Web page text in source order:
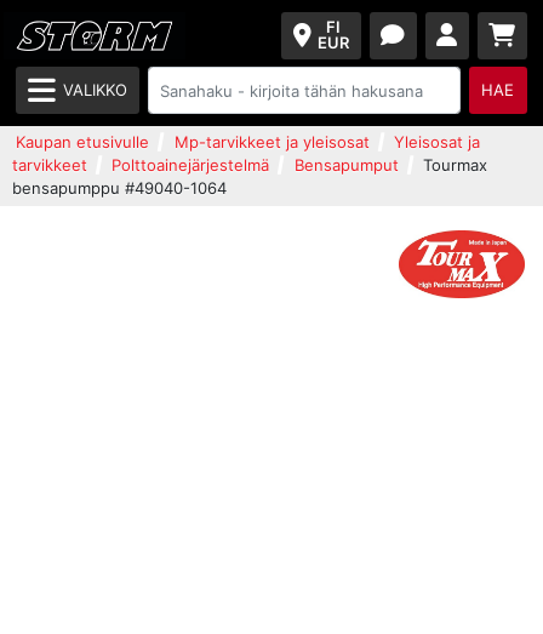
FI
EUR
VALIKKO HAE
Kaupan etusivulle Mp-tarvikkeet ja yleisosat
Yleisosat ja
tarvikkeet
Polttoainejärjestelmä Bensapumput
Tourmax
bensapumppu #49040-1064